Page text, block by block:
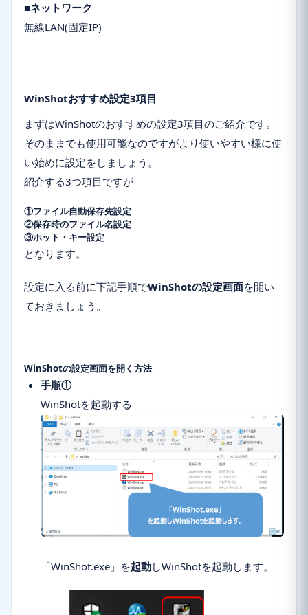
■ネットワーク
無線LAN(固定IP)
WinShotおすすめ設定3項目
まずはWinShotのおすすめの設定3項目のご紹介です。
そのままでも使用可能なのですがより使いやすい様に使
い始めに設定をしましょう。
紹介する3つ項目ですが
①ファイル自動保存先設定
②保存時のファイル名設定
③ホット・キー設定
となります。
設定に入る前に下記手順でWinShotの設定画面を開い
ておきましょう。
WinShotの設定画面を開く方法
手順①
WinShotを起動する
「WinShot.exe 」を起動しWinShotを起動します。